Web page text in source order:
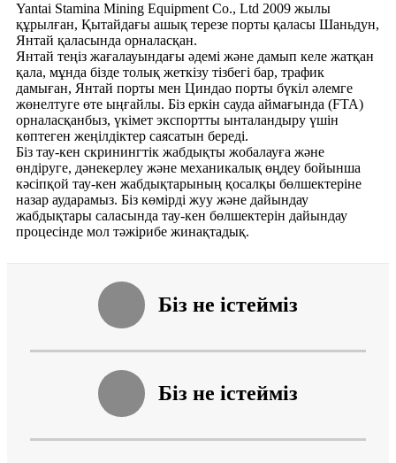
Yantai Stamina Mining Equipment Co., Ltd 2009 жылы
құрылған, Қытайдағы ашық терезе порты қаласы Шаньдун,
Янтай қаласында орналасқан.
Янтай теңіз жағалауындағы әдемі және дамып келе жатқан
қала, мұнда бізде толық жеткізу тізбегі бар, трафик
дамыған, Янтай порты мен Циндао порты бүкіл әлемге
жөнелтуге өте ыңғайлы. Біз еркін сауда аймағында (FTA)
орналасқанбыз, үкімет экспортты ынталандыру үшін
көптеген жеңілдіктер саясатын береді.
Біз тау-кен скринингтік жабдықты жобалауға және
өндіруге, дәнекерлеу және механикалық өңдеу бойынша
кәсіпқой тау-кен жабдықтарының қосалқы бөлшектеріне
назар аударамыз. Біз көмірді жуу және дайындау
жабдықтары саласында тау-кен бөлшектерін дайындау
процесінде мол тәжірибе жинақтадық.
Біз не істейміз
Біз не істейміз